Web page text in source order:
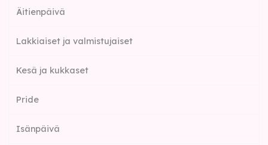
Äitienpäivä
Lakkiaiset ja valmistujaiset
Kesä ja kukkaset
Pride
Isänpäivä